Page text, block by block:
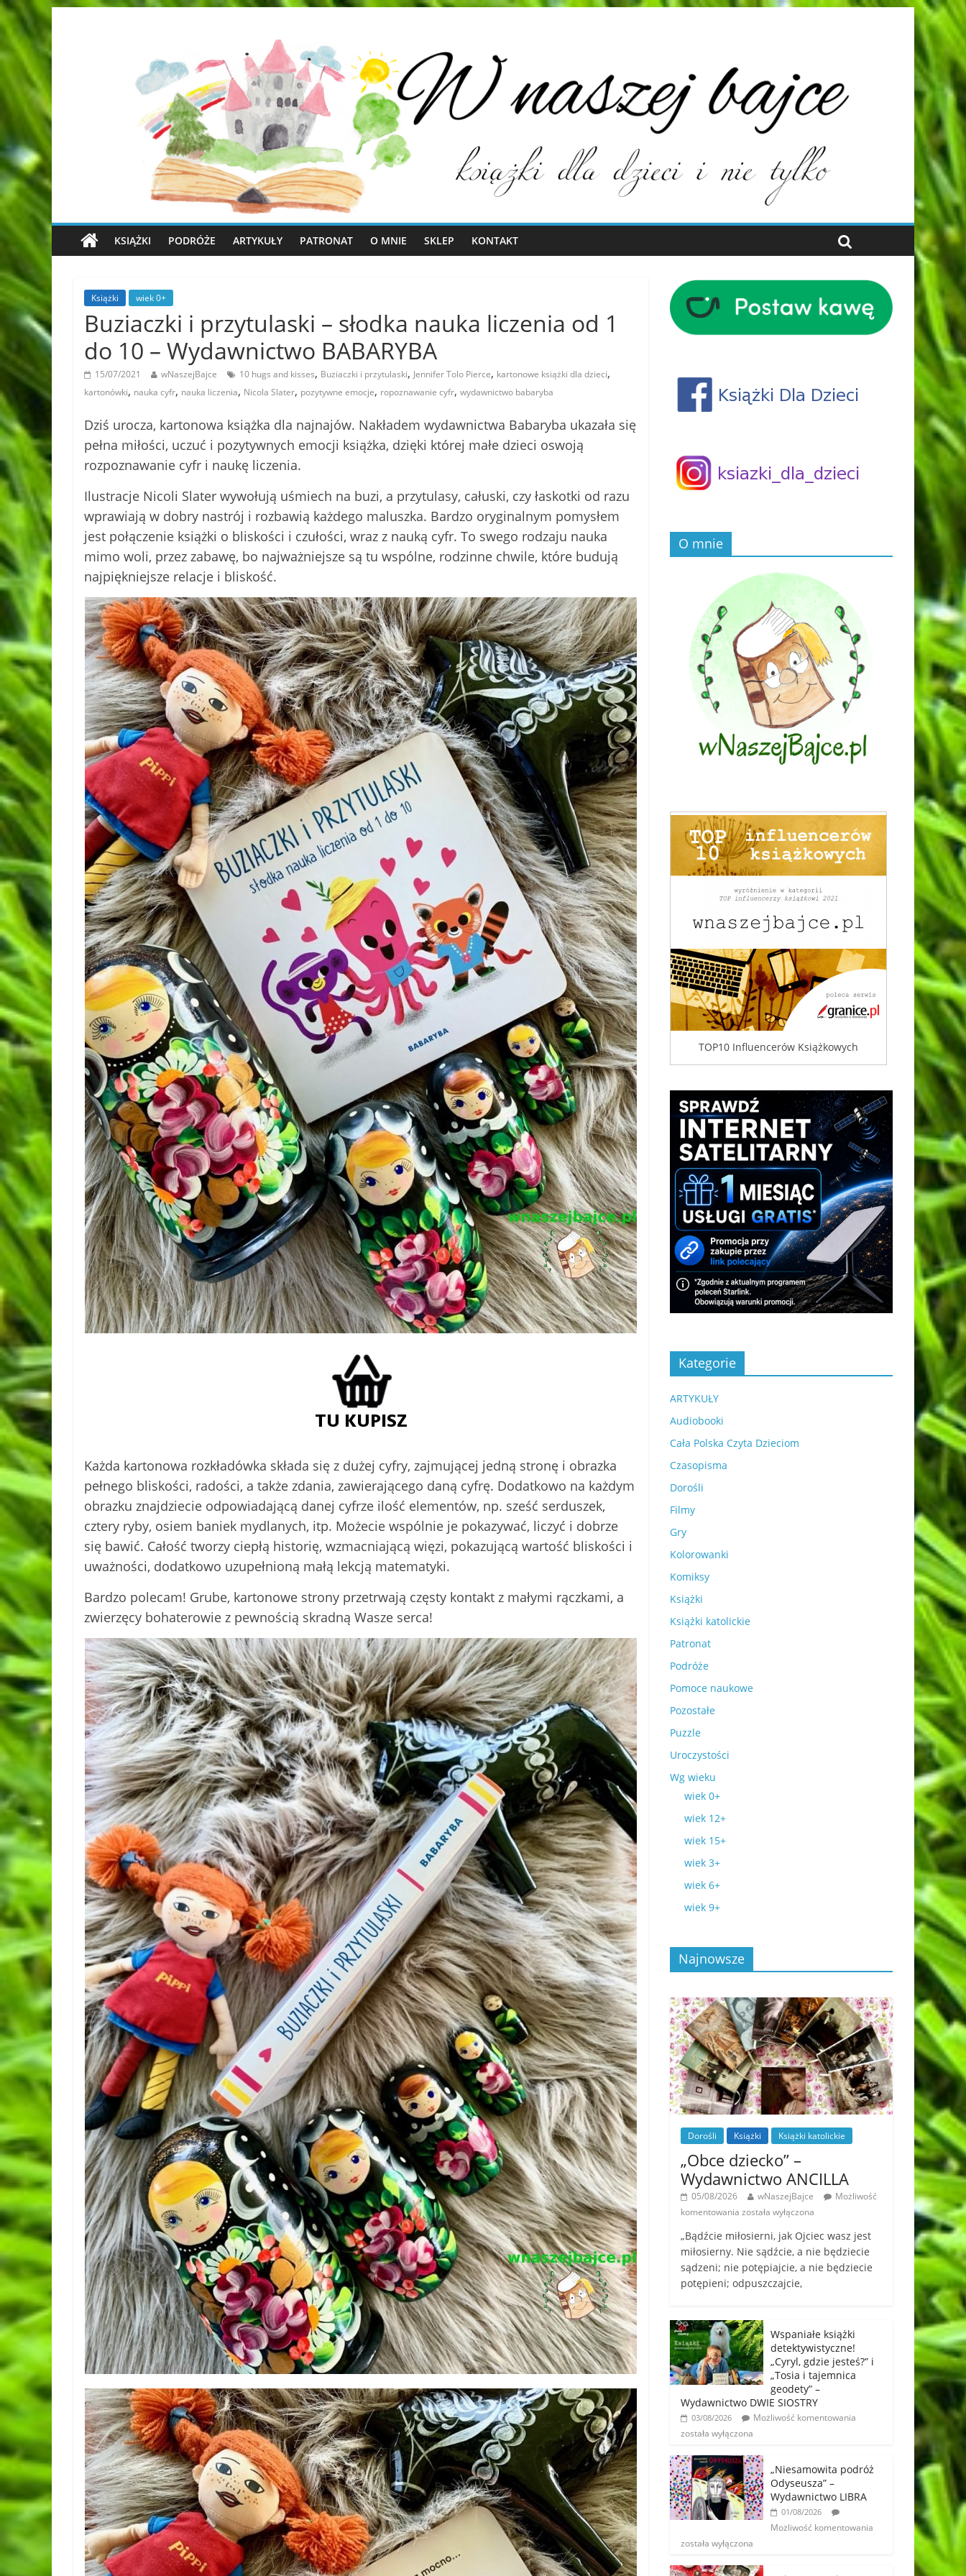
KSIĄŻKI PODRÓŻE ARTYKUŁY PATRONAT O MNIE SKLEP KONTAKT
Książki wiek 0+
Buziaczki i przytulaski – słodka nauka liczenia od 1
do 10 – Wydawnictwo BABARYBA
15/07/2021 wNaszejBajce 10 hugs and kisses, Buziaczki i przytulaski, Jennifer Tolo Pierce, kartonowe książki dla dzieci,
kartonówki, nauka cyfr, nauka liczenia, Nicola Slater, pozytywne emocje, ropoznawanie cyfr, wydawnictwo babaryba
Dziś urocza, kartonowa książka dla najnajów. Nakładem wydawnictwa Babaryba ukazała się
pełna miłości, uczuć i pozytywnych emocji książka, dzięki której małe dzieci oswoją
rozpoznawanie cyfr i naukę liczenia.
Ilustracje Nicoli Slater wywołują uśmiech na buzi, a przytulasy, całuski, czy łaskotki od razu
wprawiają w dobry nastrój i rozbawią każdego maluszka. Bardzo oryginalnym pomysłem
jest połączenie książki o bliskości i czułości, wraz z nauką cyfr. To swego rodzaju nauka
mimo woli, przez zabawę, bo najważniejsze są tu wspólne, rodzinne chwile, które budują
najpiękniejsze relacje i bliskość.
Każda kartonowa rozkładówka składa się z dużej cyfry, zajmującej jedną stronę i obrazka
pełnego bliskości, radości, a także zdania, zawierającego daną cyfrę. Dodatkowo na każdym
obrazku znajdziecie odpowiadającą danej cyfrze ilość elementów, np. sześć serduszek,
cztery ryby, osiem baniek mydlanych, itp. Możecie wspólnie je pokazywać, liczyć i dobrze
się bawić. Całość tworzy ciepłą historię, wzmacniającą więzi, pokazującą wartość bliskości i
uważności, dodatkowo uzupełnioną małą lekcją matematyki.
Bardzo polecam! Grube, kartonowe strony przetrwają częsty kontakt z małymi rączkami, a
zwierzęcy bohaterowie z pewnością skradną Wasze serca!
O mnie
TOP10 Influencerów Książkowych
Kategorie
ARTYKUŁY
Audiobooki
Cała Polska Czyta Dzieciom
Czasopisma
Dorośli
Filmy
Gry
Kolorowanki
Komiksy
Książki
Książki katolickie
Patronat
Podróże
Pomoce naukowe
Pozostałe
Puzzle
Uroczystości
Wg wieku
wiek 0+
wiek 12+
wiek 15+
wiek 3+
wiek 6+
wiek 9+
Najnowsze
Dorośli Książki Książki katolickie
„Obce dziecko” –
Wydawnictwo ANCILLA
05/08/2026 wNaszejBajce
Możliwość
komentowania została wyłączona
„Bądźcie miłosierni, jak Ojciec wasz jest
miłosierny. Nie sądźcie, a nie będziecie
sądzeni; nie potępiajcie, a nie będziecie
potępieni; odpuszczajcie,
Wspaniałe książki
detektywistyczne!
„Cyryl, gdzie jesteś?” i
„Tosia i tajemnica
geodety” –
Wydawnictwo DWIE SIOSTRY
03/08/2026
Możliwość komentowania
została wyłączona
„Niesamowita podróż
Odyseusza” –
Wydawnictwo LIBRA
01/08/2026
Możliwość komentowania
została wyłączona